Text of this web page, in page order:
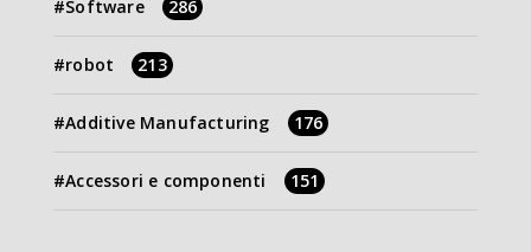
Software 286
robot 213
Additive Manufacturing 176
Accessori e componenti 151